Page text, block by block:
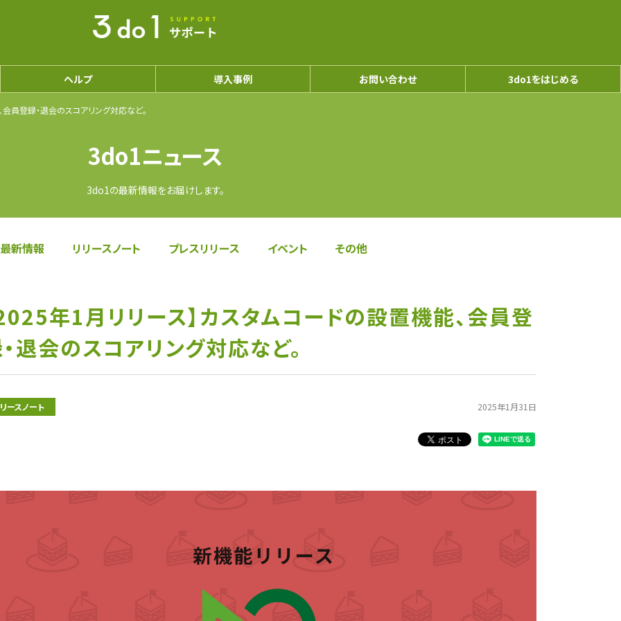
ヘルプ 導入事例 お問い合わせ 3do1をはじめる
員登録・退会のスコアリング対応など。
3do1ニュース
3do1の最新情報をお届けします。
最新情報 リリースノート プレスリリース イベント その他
年1月リリース】カスタムコードの設置機能、会員登
退会のスコアリング対応など。
ースノート 2025年1月31日